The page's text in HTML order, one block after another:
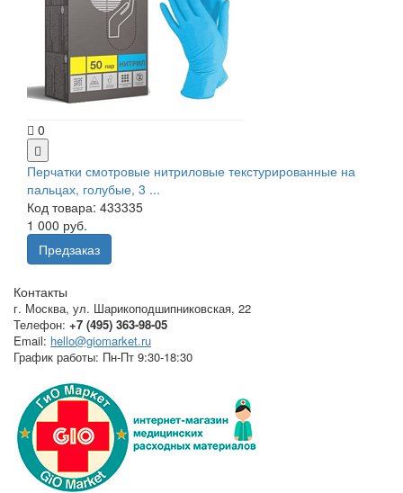
0
Перчатки смотровые нитриловые текстурированные на
пальцах, голубые, 3 ...
Код товара: 433335
1 000 руб.
Предзаказ
Контакты
г. Москва, ул. Шарикоподшипниковская, 22
Телефон: +7 (495) 363-98-05
Email: hello@giomarket.ru
График работы: Пн-Пт 9:30-18:30